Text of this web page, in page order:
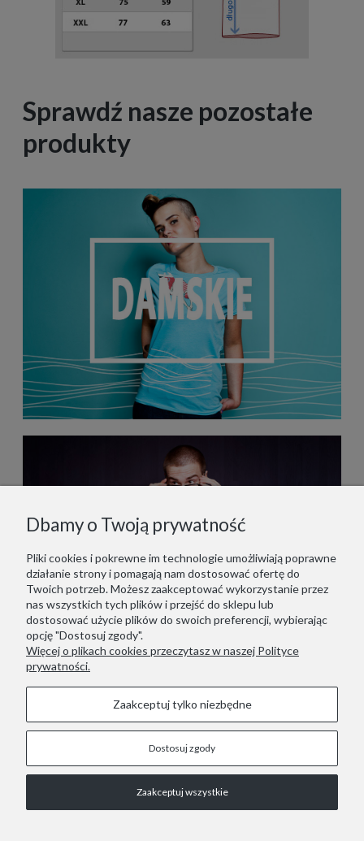
Sprawdź nasze pozostałe
produkty
STOPKA
COPYRIGHT © 2021 RED LIZARD.
Dbamy o Twoją prywatność
Pliki cookies i pokrewne im technologie umożliwiają poprawne
działanie strony i pomagają nam dostosować ofertę do
Twoich potrzeb. Możesz zaakceptować wykorzystanie przez
nas wszystkich tych plików i przejść do sklepu lub
dostosować użycie plików do swoich preferencji, wybierając
opcję "Dostosuj zgody".
Więcej o plikach cookies przeczytasz w naszej Polityce
prywatności.
Zaakceptuj tylko niezbędne
Dostosuj zgody
Zaakceptuj wszystkie